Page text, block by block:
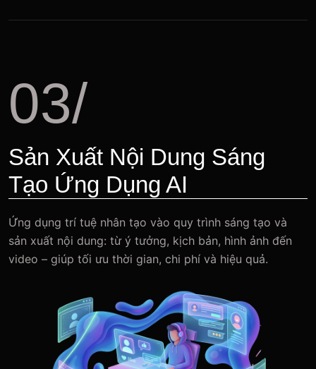
03/
Sản Xuất Nội Dung Sáng
Tạo Ứng Dụng AI
Ứng dụng trí tuệ nhân tạo vào quy trình sáng tạo và
sản xuất nội dung: từ ý tưởng, kịch bản, hình ảnh đến
video – giúp tối ưu thời gian, chi phí và hiệu quả.